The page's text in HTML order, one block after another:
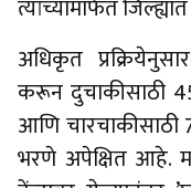
त्यांच्यामार्फत
अधिकृत
करून दुचाकीसाठी
आणि
भरणे अपेक्षित आहे.